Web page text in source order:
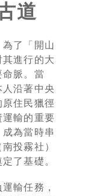
道
了「開山
進行的大
脈。當
沿著中央
住民獵徑
輸的重要
為當時串
投霧社）
了基礎。
輸任務，